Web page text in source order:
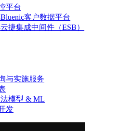
平台
客户数据平台
捷集成中间件（ESB）
与实施服务
模型 & ML
发